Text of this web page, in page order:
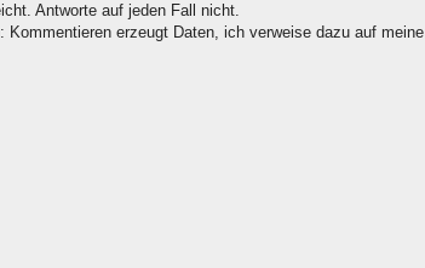
Antworte auf jeden Fall nicht.
Kommentieren erzeugt Daten, ich verweise dazu auf meine